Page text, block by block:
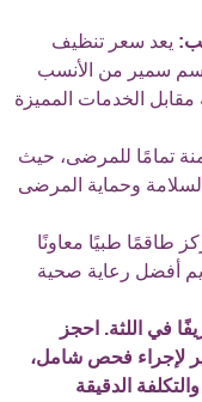
يعد سعر تنظيف
سمير من الأنسب
الخدمات المميزة
تمامًا للمرضى، حيث
وحماية المرضى
طاقمًا طبيًا معاونًا
أفضل رعاية صحية
في اللثة. احجز
لإجراء فحص شامل،
الدقيقة